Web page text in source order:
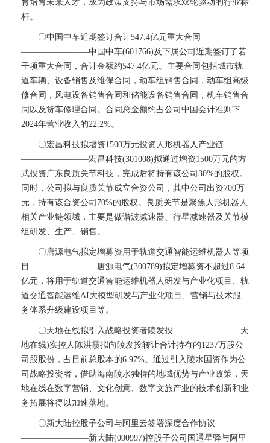
育培育未来人才，成为政策支持与市场需求双轮驱动的行业标
杆。
〇中国中车近期签订合计547.4亿元重大合同
————————中国中车(601766)及下属公司近期签订了若
干项重大合同，合计金额约547.4亿元。主要合同包括城市轨
道车辆、设备销售及维保合同，动车组销售合同，动车组高级
修合同，风电设备销售合同和储能设备销售合同，机车销售合
同以及货车修理合同。合同总金额约占公司中国会计准则下
2024年营业收入的22.2%。
〇宏昌科技拟增资1500万元投资人形机器人产业链
————————宏昌科技(301008)拟通过增资1500万元的方
式投资广东良质关节科技，完成后将持有该公司30%的股权。
同时，公司拟与良质关节成立合资公司，其中公司出资700万
元，持有该合资公司70%的股权。良质关节是聚焦人形机器人
相关产业链领域，主要是做谐波减速器、行星减速器及关节模
组研发、生产、销售。
〇唐源电气拟定增募资用于轨道交通智能运维机器人等项
目————————唐源电气(300789)拟定增募资不超过8.64
亿元，将用于轨道交通智能运维机器人研发与产业化项目、轨
道交通智能运维AI大模型研发与产业化项目、营销与技术服
务体系升级建设项目等。
〇天地在线拟引入战略投资者陵发投————————天
地在线)实控人陈洪霞拟向陵发投转让合计持有的1237万股公
司股股份，占目前总股本的6.97%。通过引入陵水国资作为公
司战略投资者，借助海南陵水独特的地域优势与产业政策，天
地在线在数字营销、文化创意、数字文旅产业的技术创新和业
务拓展将得以加速落地。
〇新大陆控股子公司与阿里云签署深度合作协议
————————新大陆(000997)控股子公司国通星驿与阿里